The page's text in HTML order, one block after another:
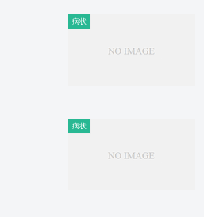
病状
病状